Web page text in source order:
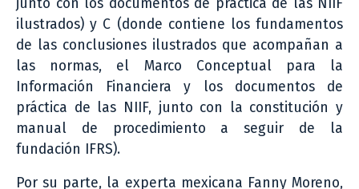
junto con los documentos de práctica de las NIIF
ilustrados) y C (donde contiene los fundamentos
de las conclusiones ilustrados que acompañan a
las normas, el Marco Conceptual para la
Información Financiera y los documentos de
práctica de las NIIF, junto con la constitución y
manual de procedimiento a seguir de la
fundación IFRS).
Por su parte, la experta mexicana Fanny Moreno,